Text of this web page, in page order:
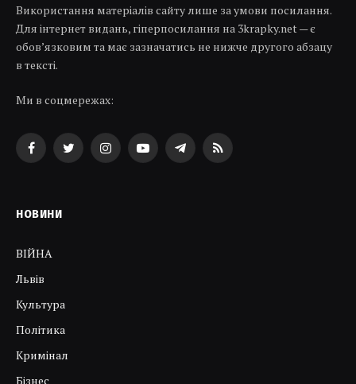
Використання матеріалів сайту лише за умови посилання.
Для інтернет видань, гіперпосилання на 3krapky.net — є
обов’язковим та має зазначатись не нижче другого абзацу
в тексті.
Ми в соцмережах:
FacebookTwitterInstagramYouTubeTelegramRSS
НОВИНИ
ВІЙНА
Львів
Культура
Політика
Кримінал
Бізнес